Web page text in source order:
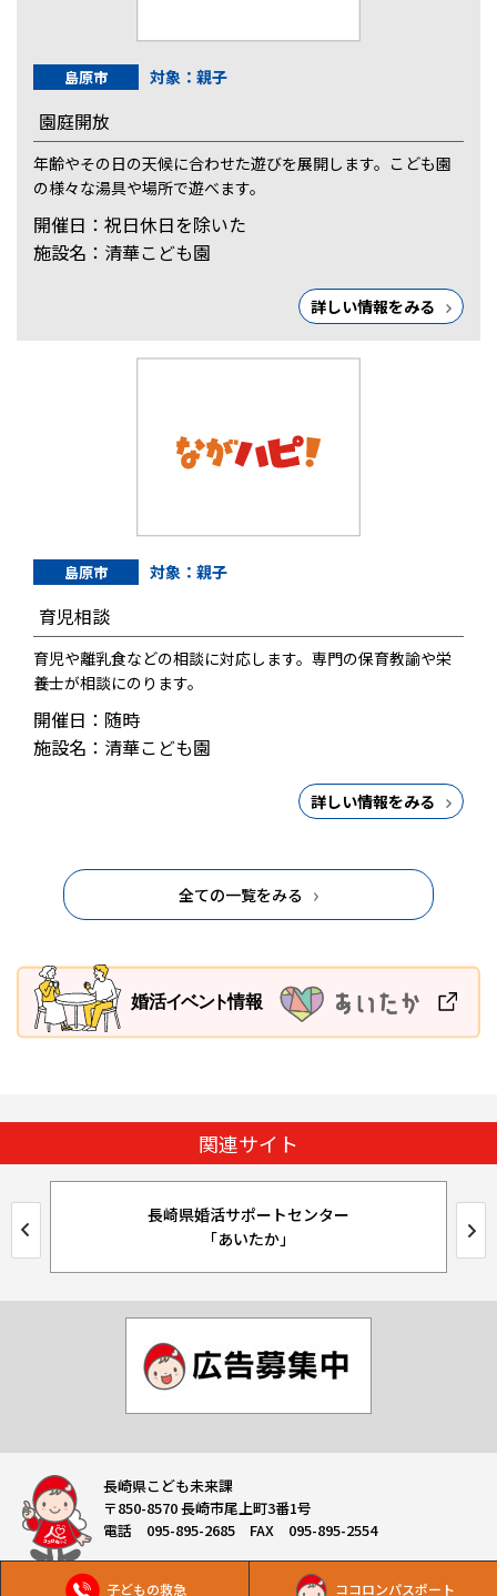
子どもの救急 ココロンパスポート
島原市 対象：親子
園庭開放
年齢やその日の天候に合わせた遊びを展開します。こども園
の様々な湯具や場所で遊べます。
開催日：祝日休日を除いた
施設名：清華こども園
詳しい情報をみる
島原市 対象：親子
育児相談
育児や離乳食などの相談に対応します。専門の保育教諭や栄
養士が相談にのります。
開催日：随時
施設名：清華こども園
詳しい情報をみる
全ての一覧をみる
関連サイト
長崎県婚活サポートセンター
「あいたか」
長崎県こども未来課
〒850-8570 長崎市尾上町3番1号
電話 095-895-2685 FAX 095-895-2554